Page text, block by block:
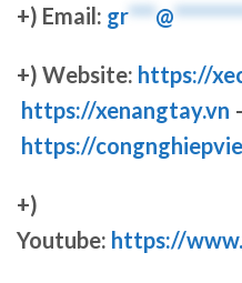
+) Email: gr***@
+) Website: https://
https://xenangtay.vn
https://
+)
Youtube: https://